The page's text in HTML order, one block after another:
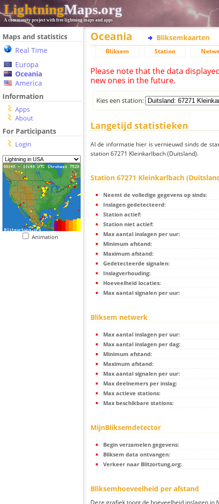
LightningMaps.org
A community project with free lightning maps and apps
Maps and statistics
Real Time
Europa
Oceania
America
Information
Apps
About
For Participants
Login
Animation
Oceania Bliksemkaarten
Bliksem Station
Please note that the data
new ones in the future.
Kies een station:
Langetijd statistieken
Al de informatie hier is vernieuwd sinds de
station 67271 Kleinkarlbach (Duitsland).
Station 67271 Kleinkarlbach
Neemt de volledige gegevens op sinds:
Inslagen gedetecteerd:
Station actief:
Station niet actief:
Max aantal inslagen per uur:
Minimum afstand:
Maximum afstand:
Gedetecteerde signalen:
Inslagverhouding:
Hoeveelheid locaties:
Max aantal signalen per uur:
Bliksem netwerk
Max aantal inslagen per uur:
Max aantal inslagen per dag:
Minimum afstand:
Maximum afstand:
Max aantal signalen per uur:
Max deelnemers per inslag:
Max actieve stations:
Max beschikbare stations:
MijnBliksemdetector
Begin verzamelen gegevens:
Bliksem data ontvangen:
Verkeer naar Blitzortung.org:
Bliksemhoeveelheid per afstand